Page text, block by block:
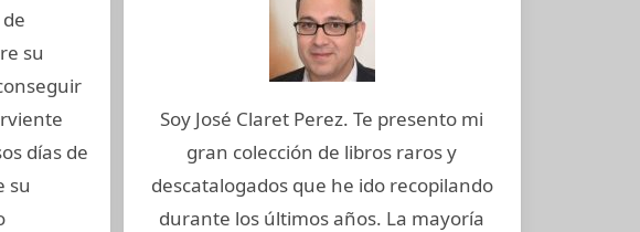
su
días de
su
Soy José Claret Perez. Te presento mi
gran colección de libros raros y
descatalogados que he ido recopilando
durante los últimos años. La mayoría